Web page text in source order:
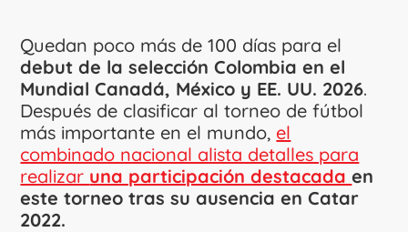
Quedan poco más de 100 días para el
debut de la selección Colombia en el
Mundial Canadá, México y EE. UU. 2026.
Después de clasificar al torneo de fútbol
más importante en el mundo, el
combinado nacional alista detalles para
realizar una participación destacadaen
este torneo tras su ausencia en Catar
2022.